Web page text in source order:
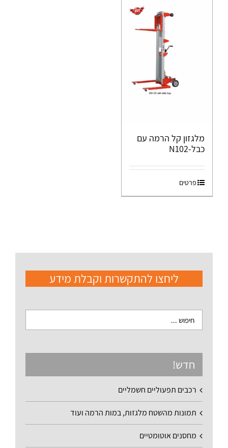
מלגזון קל הרמה עם
כבל-N102
פרטים
ליחצו להתקשרות וקבלת מידע
חדש!
רכבים תפעוליים חשמליים
תמונות מהשטח מלגזות, במות הרמה ועוד
מחסנים אוטומטיים